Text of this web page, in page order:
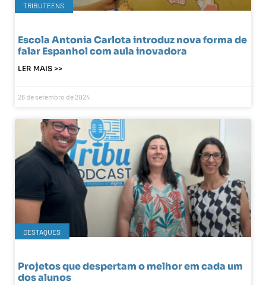
TRIBUTEENS
Escola Antonia Carlota introduz nova forma de
falar Espanhol com aula inovadora
LER MAIS >>
26 de setembro de 2024
DESTAQUES
Projetos que despertam o melhor em cada um
dos alunos